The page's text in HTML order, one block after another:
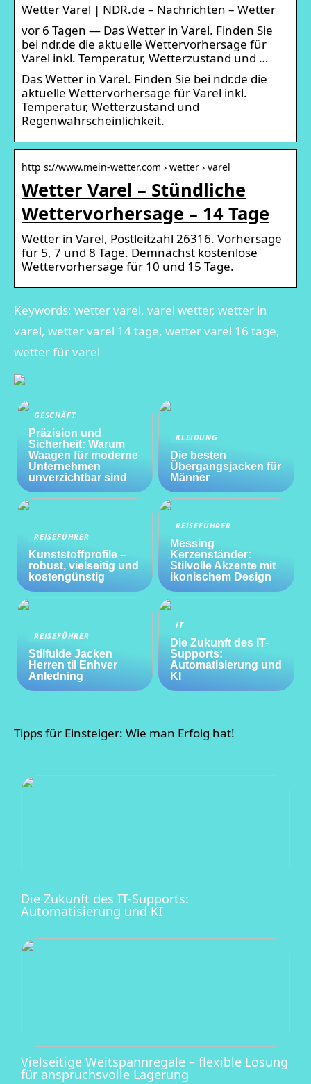
Wetter Varel | NDR.de – Nachrichten – Wetter
vor 6 Tagen — Das Wetter in Varel. Finden Sie
bei ndr.de die aktuelle Wettervorhersage für
Varel inkl. Temperatur, Wetterzustand und …
Das Wetter in Varel. Finden Sie bei ndr.de die
aktuelle Wettervorhersage für Varel inkl.
Temperatur, Wetterzustand und
Regenwahrscheinlichkeit.
http s://www.mein-wetter.com › wetter › varel
Wetter Varel – Stündliche
Wettervorhersage – 14 Tage
Wetter in Varel, Postleitzahl 26316. Vorhersage
für 5, 7 und 8 Tage. Demnächst kostenlose
Wettervorhersage für 10 und 15 Tage.
Keywords: wetter varel, varel wetter, wetter in
varel, wetter varel 14 tage, wetter varel 16 tage,
wetter für varel
GESCHÄFT
Präzision und
Sicherheit: Warum
Waagen für moderne
Unternehmen
unverzichtbar sind
KLEIDUNG
Die besten
Übergangsjacken für
Männer
REISEFÜHRER
Kunststoffprofile –
robust, vielseitig und
kostengünstig
REISEFÜHRER
Messing
Kerzenständer:
Stilvolle Akzente mit
ikonischem Design
REISEFÜHRER
Stilfulde Jacken
Herren til Enhver
Anledning
IT
Die Zukunft des IT-
Supports:
Automatisierung und
KI
Tipps für Einsteiger: Wie man Erfolg hat!
Die Zukunft des IT-Supports:
Automatisierung und KI
Vielseitige Weitspannregale – flexible Lösung
für anspruchsvolle Lagerung